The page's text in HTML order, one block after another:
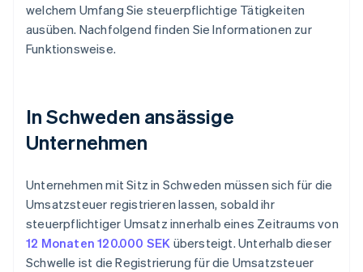
welchem Umfang Sie steuerpflichtige Tätigkeiten
ausüben. Nachfolgend finden Sie Informationen zur
Funktionsweise.
In Schweden ansässige
Unternehmen
Unternehmen mit Sitz in Schweden müssen sich für die
Umsatzsteuer registrieren lassen, sobald ihr
steuerpflichtiger Umsatz innerhalb eines Zeitraums von
12 Monaten 120.000 SEK übersteigt. Unterhalb dieser
Schwelle ist die Registrierung für die Umsatzsteuer